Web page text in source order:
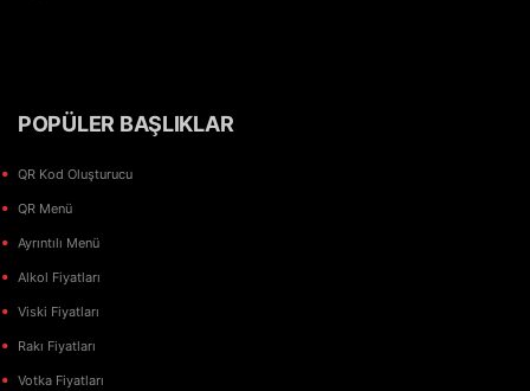
POPÜLER BAŞLIKLAR
QR Kod Oluşturucu
QR Menü
Ayrıntılı Menü
Alkol Fiyatları
Viski Fiyatları
Rakı Fiyatları
Votka Fiyatları